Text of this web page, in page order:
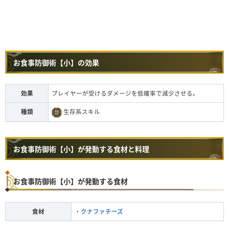
お食事防御術【小】の効果
効果 プレイヤーが受けるダメージを低確率で減少させる。
種類 生存系スキル
お食事防御術【小】が発動する食材と料理
お食事防御術【小】が発動する食材
食材 ・ クナファチーズ